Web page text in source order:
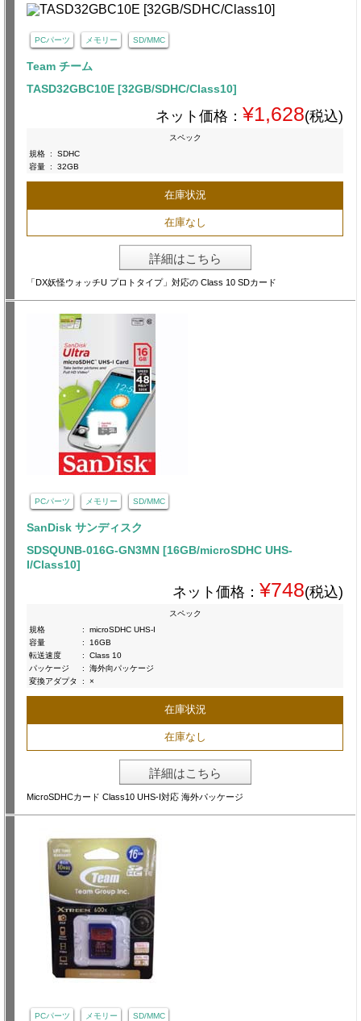
PCパーツ メモリー SD/MMC
Team チーム
TASD32GBC10E [32GB/SDHC/Class10]
ネット価格： ¥1,628(税込)
スペック
規格 :
SDHC
容量 : 32GB
在庫状況
在庫なし
詳細はこちら
「DX妖怪ウォッチU プロトタイプ」対応の Class 10 SDカード
PCパーツ メモリー SD/MMC
SanDisk サンディスク
SDSQUNB-016G-GN3MN [16GB/microSDHC UHS-
I/Class10]
ネット価格： ¥748(税込)
スペック
規格
:
microSDHC UHS-I
容量
:
16GB
転送速度
:
Class 10
パッケージ
:
海外向パッケージ
変換アダプタ
: ×
在庫状況
在庫なし
詳細はこちら
MicroSDHCカード Class10 UHS-I対応 海外パッケージ
PCパーツ メモリー SD/MMC